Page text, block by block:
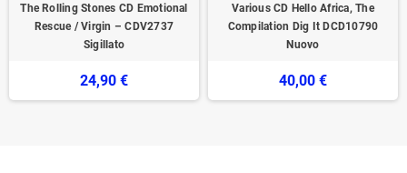
The Rolling Stones CD Emotional
Rescue / Virgin – CDV2737
Sigillato
24,90 €
Various CD Hello Africa, The
Compilation Dig It DCD10790
Nuovo
40,00 €